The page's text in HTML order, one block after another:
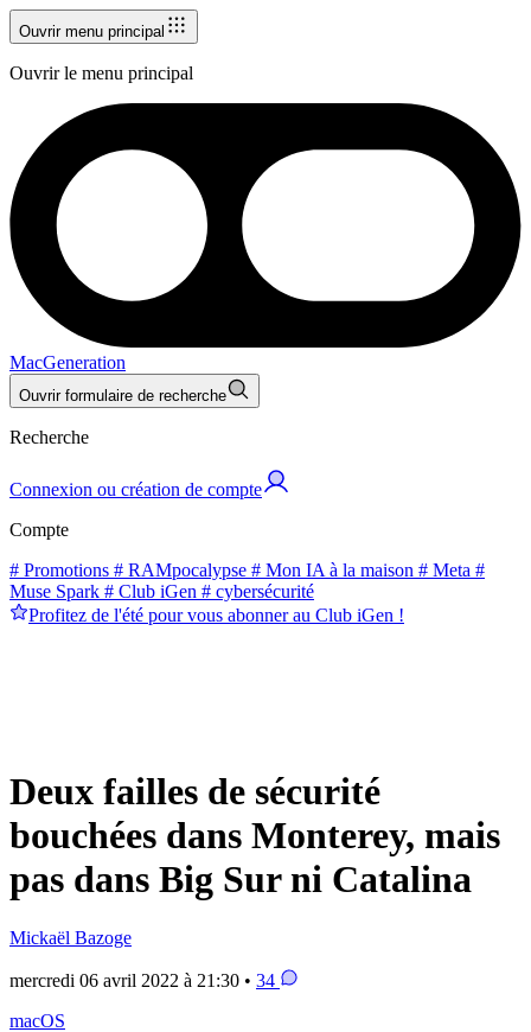
Ouvrir menu principal
Ouvrir le menu principal
MacGeneration
Ouvrir formulaire de recherche
Recherche
Connexion ou création de compte
Compte
# Promotions # RAMpocalypse # Mon IA à la maison # Meta #
Muse Spark # Club iGen # cybersécurité
Profitez de l'été pour vous abonner au Club iGen !
Deux failles de sécurité
bouchées dans Monterey, mais
pas dans Big Sur ni Catalina
Mickaël Bazoge
mercredi 06 avril 2022 à 21:30 • 34
macOS